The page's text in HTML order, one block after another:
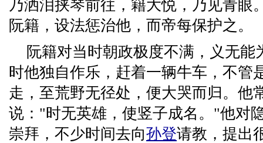
乃洒泪挟琴前往，籍大悦，乃见青眼
阮籍，设法惩治他，而帝每保护之。
阮籍对当时朝政极度不满，义无
时他独自作乐，赶着一辆牛车，不管
走，至荒野无径处，便大哭而归。他
说："时无英雄，使竖子成名。"他对
崇拜，不少时间去向孙登请教，提出